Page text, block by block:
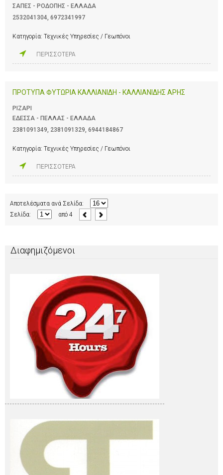
ΣΑΠΕΣ - ΡΟΔΟΠΗΣ - ΕΛΛΑΔΑ
2532041304 6972341997
Κατηγορία: Τεχνικές Υπηρεσίες / Γεωπόνοι
ΠΕΡΙΣΣΟΤΕΡΑ
ΠΡΟΤΥΠΑ ΦΥΤΩΡΙΑ ΚΑΛΛΙΑΝΙΔΗ - ΚΑΛΛΙΑΝΙΔΗΣ ΑΡΗΣ
ΡΙΖΑΡΙ
ΕΔΕΣΣΑ - ΠΕΛΛΑΣ - ΕΛΛΑΔΑ
2381091349 2381091329 6944184867
Κατηγορία: Τεχνικές Υπηρεσίες / Γεωπόνοι
ΠΕΡΙΣΣΟΤΕΡΑ
Αποτελέσματα ανά Σελίδα:
Σελίδα:
από 4
Διαφημιζόμενοι